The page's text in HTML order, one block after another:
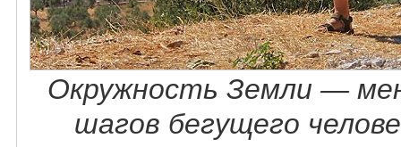
Окружность Земли —
шагов бегущего